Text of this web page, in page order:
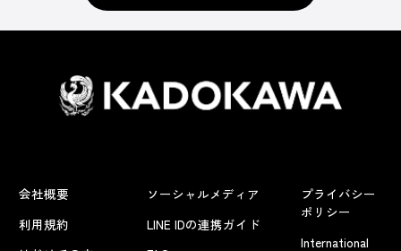
会社概要
利用規約
ソーシャルメディア
LINE IDの連携ガイド
プライバシー
ポリシー
International